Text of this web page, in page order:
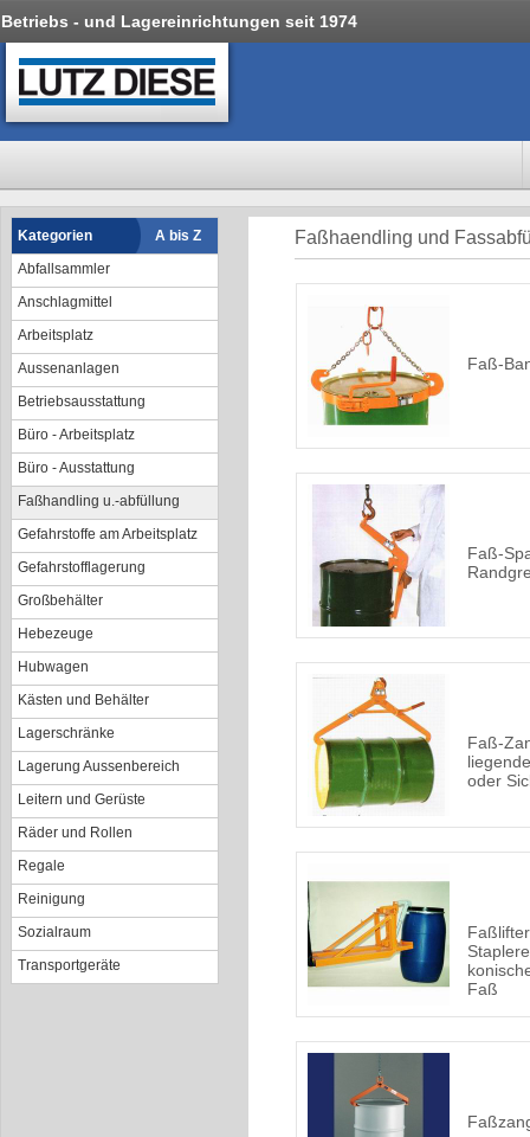
Betriebs - und Lagereinrichtungen seit 1974
Kategorien
A bis Z
Abfallsammler
Anschlagmittel
Arbeitsplatz
Aussenanlagen
Betriebsausstattung
Büro - Arbeitsplatz
Büro - Ausstattung
Faßhandling u.-abfüllung
Gefahrstoffe am Arbeitsplatz
Gefahrstofflagerung
Großbehälter
Hebezeuge
Hubwagen
Kästen und Behälter
Lagerschränke
Lagerung Aussenbereich
Leitern und Gerüste
Räder und Rollen
Regale
Reinigung
Sozialraum
Transportgeräte
Faßhaendling und
Faß-
Faß-
Faß-
oder
Faß